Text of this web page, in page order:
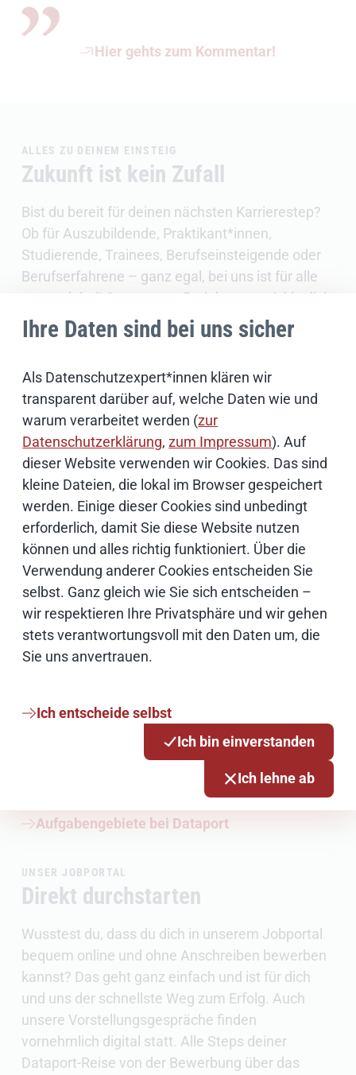
Ihre Daten sind bei uns sicher
Als Datenschutzexpert*innen klären wir
transparent darüber auf, welche Daten wie und
warum verarbeitet werden (zur
Datenschutzerklärung,zum Impressum). Auf
dieser Website verwenden wir Cookies. Das sind
kleine Dateien, die lokal im Browser gespeichert
werden. Einige dieser Cookies sind unbedingt
erforderlich, damit Sie diese Website nutzen
können und alles richtig funktioniert. Über die
Verwendung anderer Cookies entscheiden Sie
selbst. Ganz gleich wie Sie sich entscheiden –
wir respektieren Ihre Privatsphäre und wir gehen
stets verantwortungsvoll mit den Daten um, die
Sie uns anvertrauen.
Ich entscheide selbst
Ich bin einverstanden
Ich lehne ab
Hier gehts zum Kommentar!
(Öffnet externen Link)
ALLES ZU DEINEM EINSTEIG
Zukunft ist kein Zufall
Bist du bereit für deinen nächsten Karrierestep?
Ob für Auszubildende, Praktikant*innen,
Studierende, Trainees, Berufseinsteigende oder
Berufserfahrene – ganz egal, bei uns ist für alle
etwas dabei! Starte neue Projekte, entwickle dich
weiter oder fange ganz von vorne an! Was auch
immer du vorhast, wir sorgen dafür, dass du in
uns gemeinsam in eine erfolgreiche Zukunft
startest.
Mach mit und gestalte deine Zukunft bei
Dataport!
UNSERE AUFGABENGEBIETE
Was wir bewegen
Dataport ist eine kleine Welt für sich, mit
zahlreichen Individuen, verteilt auf mehrere
Standorte. Ob remote oder in Reallife, unser
Teamspirit ist einmalig und etwas ganz
Besonderes. Wir unterstützen einander und das
Arbeitgebers, von den Kernkompetenzen bis zu
den Projekten unserer verschiedenen
was du bei uns bewegen kannst.
Aufgabengebiete bei Dataport
UNSER JOBPORTAL
Direkt durchstarten
Wusstest du, dass du dich in unserem Jobportal
bequem online und ohne Anschreiben bewerben
kannst? Das geht ganz einfach und ist für dich
und uns der schnellste Weg zum Erfolg. Auch
unsere Vorstellungsgespräche finden
vornehmlich digital statt. Alle Steps deiner
Dataport-Reise von der Bewerbung über das